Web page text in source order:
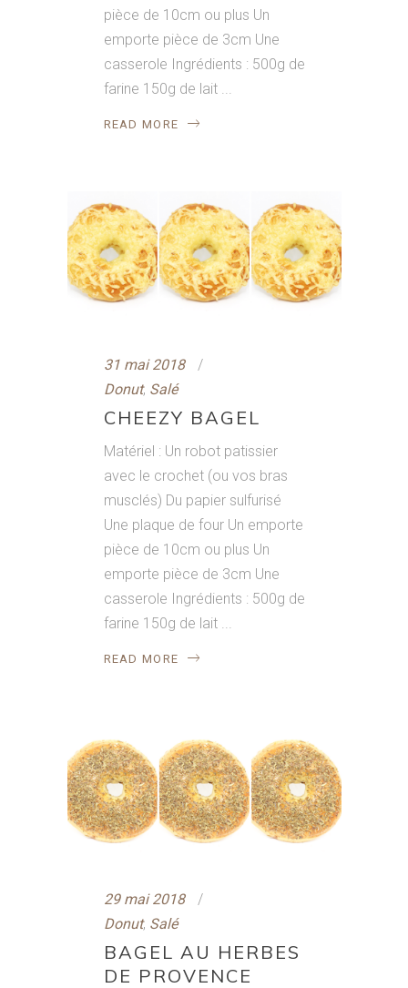
pièce de 10cm ou plus Un
emporte pièce de 3cm Une
casserole Ingrédients : 500g de
farine 150g de lait
READ MORE
31 mai 2018
Donut, Salé
CHEEZY BAGEL
Matériel : Un robot patissier
avec le crochet (ou vos bras
musclés) Du papier sulfurisé
Une plaque de four Un emporte
pièce de 10cm ou plus Un
emporte pièce de 3cm Une
casserole Ingrédients : 500g de
farine 150g de lait
READ MORE
29 mai 2018
Donut, Salé
BAGEL AU HERBES
DE PROVENCE